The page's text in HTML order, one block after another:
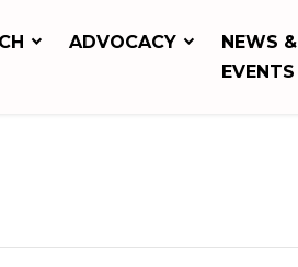
ADVOCACY
NEWS &
EVENTS